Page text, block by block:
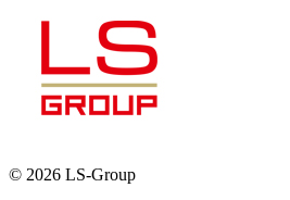
© 2026 LS-Group